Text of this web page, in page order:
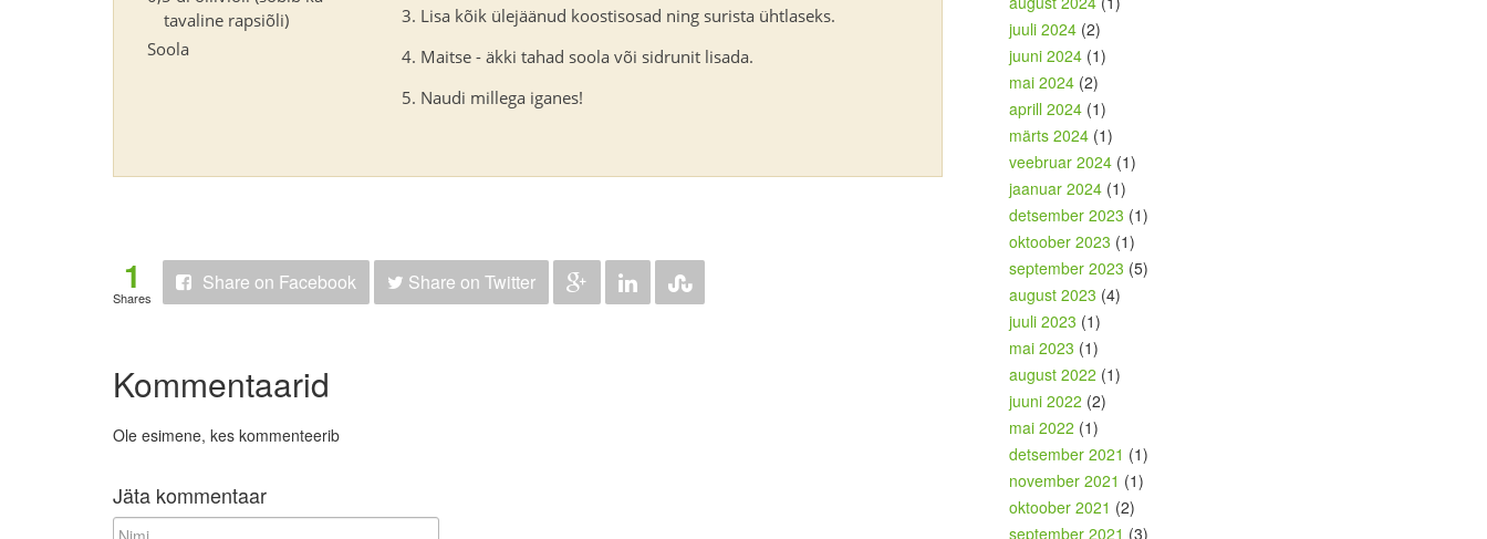
tavaline rapsiõli)
Soola
Lisa kõik ülejäänud koostisosad ning surista ühtlaseks.
Maitse - äkki tahad soola või sidrunit lisada.
Naudi millega iganes!
1
Shares
Share on Facebook Share on Twitter
Kommentaarid
Ole esimene, kes kommenteerib
Jäta kommentaar
juuli 2024 (2)
juuni 2024 (1)
mai 2024 (2)
aprill 2024 (1)
märts 2024 (1)
veebruar 2024 (1)
jaanuar 2024 (1)
detsember 2023 (1)
oktoober 2023 (1)
september 2023 (5)
august 2023 (4)
juuli 2023 (1)
mai 2023 (1)
august 2022 (1)
juuni 2022 (2)
mai 2022 (1)
detsember 2021 (1)
november 2021 (1)
oktoober 2021 (2)
september 2021 (3)